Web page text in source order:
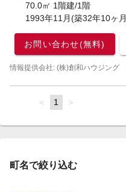
70.0㎡ 1階建/1階
1993年11月(築32年10ヶ
お問い合わせ(無料)
情報提供会社: (株)創和ハウジング
page
You're
page
1 page
町名で絞り込む